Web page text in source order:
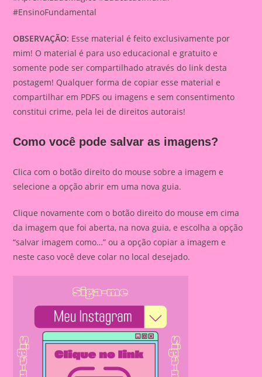
#EnsinoFundamental
OBSERVAÇÃO: Esse material é feito exclusivamente por
mim! O material é para uso educacional e gratuito e
somente pode ser compartilhado através do link desta
postagem! Qualquer forma de copiar esse material e
compartilhar em PDFS ou imagens e sem consentimento
constitui crime, pela lei de direitos autorais!
Como você pode salvar as imagens?
Clica com o botão direito do mouse sobre a imagem e
selecione a opção abrir em uma nova guia.
Clique novamente com o botão direito do mouse em cima
da imagem que foi aberta, na nova guia, e escolha a opção
“salvar imagem como…” ou a opção copiar a imagem e
neste caso você deve colar no local desejado.